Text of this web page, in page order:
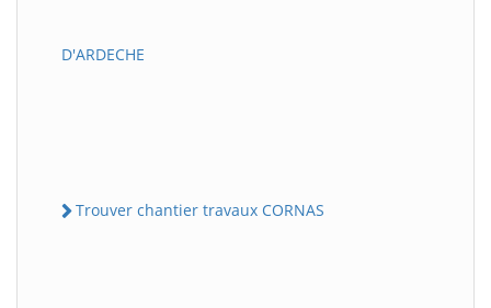
D'ARDECHE
Trouver chantier travaux CORNAS